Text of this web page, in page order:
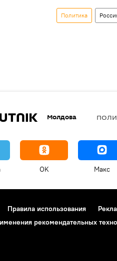
Политика
Молдова
OK Макс
Правила использования
рекомендательных